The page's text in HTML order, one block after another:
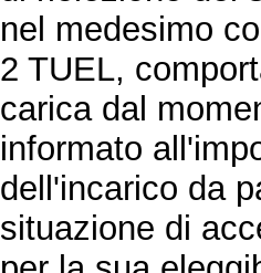
nel medesimo
2 TUEL,
carica dal
informato
dell'incarico da
situazione di